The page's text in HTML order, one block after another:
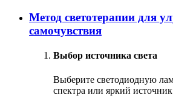
Метод светотерапии для
самочувствия
Выбор источника света
Выберите светодиодную
спектра или яркий источник